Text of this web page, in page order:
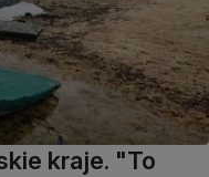
kraje. "To